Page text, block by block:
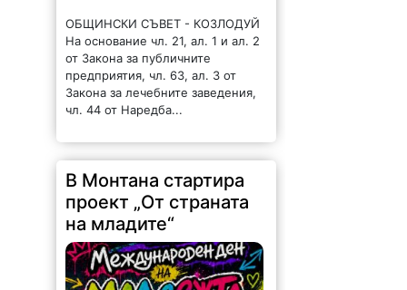
ОБЩИНСКИ СЪВЕТ - КОЗЛОДУЙ
На основание чл. 21, ал. 1 и ал. 2
от Закона за публичните
предприятия, чл. 63, ал. 3 от
Закона за лечебните заведения,
чл. 44 от Наредба...
В Монтана стартира
проект „От страната
на младите“